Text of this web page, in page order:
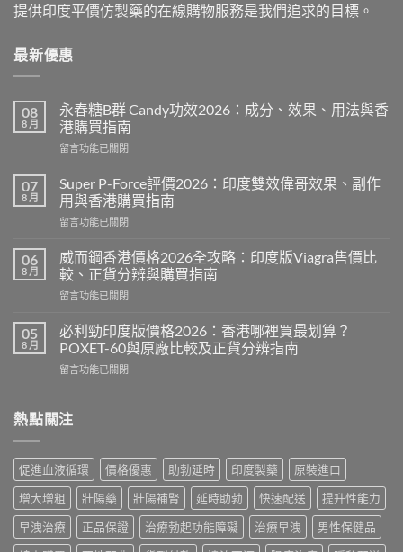
提供印度平價仿製藥的在線購物服務是我們追求的目標。
最新優惠
08
8 月
永春糖B群 Candy功效2026：成分、效果、用法與香
港購買指南
在
春
糖
B
群
功
效
2026：
成
效
果、
法
港
指
南〉
中
留言功能已關閉
07
8 月
Super P-Force評價2026：印度雙效偉哥效果、副作
用與香港購買指南
在
P-
Force
評
價
印
度
效
效
作
用
與
香
港
購
留言功能已關閉
06
8 月
威而鋼香港價格2026全攻略：印度版Viagra售價比
較、正貨分辨與購買指南
在
而
鋼
香
港
2026
略：
印
度
版
Viagra
售
留言功能已關閉
05
8 月
必利勁印度版價格2026：香港哪裡買最划算？
POXET-60與原廠比較及正貨分辨指南
在
勁
印
版
價
格
2026：
香
港
留言功能已關閉
熱點關注
促進血液循環 價格優惠 助勃延時 印度製藥
原裝進口
增大增粗
壯陽藥 壯陽補腎 延時助勃 快速配送
提升性能力
早洩治療
正品保證 治療勃起功能障礙 治療早洩
男性保健品